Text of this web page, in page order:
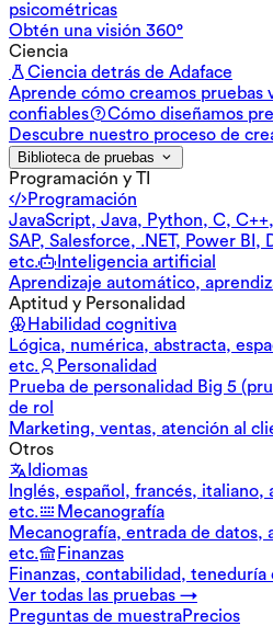
psicométricas
Obtén una visión 360°
Ciencia
Ciencia detrás de Adaface
Aprende cómo creamos pruebas
confiables
Cómo diseñamos
Descubre nuestro proceso de
Biblioteca de pruebas
Programación y TI
Programación
JavaScript, Java, Python, C,
SAP, Salesforce, .NET, Power BI,
etc.
Inteligencia artificial
Aprendizaje automático,
Aptitud y Personalidad
Habilidad cognitiva
Lógica, numérica, abstracta,
etc.
Personalidad
Prueba de personalidad Big 5
de rol
Marketing, ventas, atención al
Otros
Idiomas
Inglés, español, francés, italiano,
etc.
Mecanografía
Mecanografía, entrada de
etc.
Finanzas
Finanzas, contabilidad, teneduría
Ver todas las pruebas →
Preguntas de muestraPrecios